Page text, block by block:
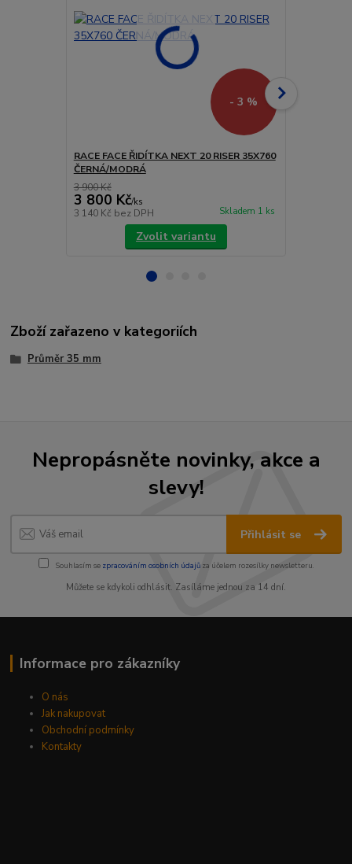
- 3 %
RACE FACE ŘIDÍTKA NEXT 20 RISER 35X760
ČERNÁ/MODRÁ
3 900 Kč
3 800 Kč/ks
3 140 Kč bez DPH Skladem 1 ks
Zvolit variantu
Zboží zařazeno v kategoriích
Průměr 35 mm
Nepropásněte novinky, akce a
slevy!
Přihlásit se
Souhlasím se zpracováním osobních údajůza účelem rozesílky newsletteru.
Můžete se kdykoli odhlásit. Zasíláme jednou za 14 dní.
Informace pro zákazníky
O nás
Jak nakupovat
Obchodní podmínky
Kontakty